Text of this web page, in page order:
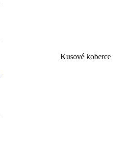
Kusové koberce